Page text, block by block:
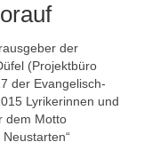
Leipzig
der
(Projektbüro
der Evangelisch-
Lyrikerinnen und
dem Motto